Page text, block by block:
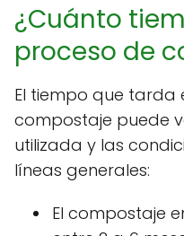
¿Cuánto
proceso de
El tiempo que tarda
compostaje puede
utilizada y las
líneas generales:
El compostaje